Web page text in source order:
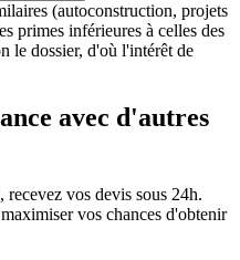
(autoconstruction, projets
primes inférieures à celles des
le dossier, d'où l'intérêt de
avec d'autres
vos devis sous 24h.
vos chances d'obtenir